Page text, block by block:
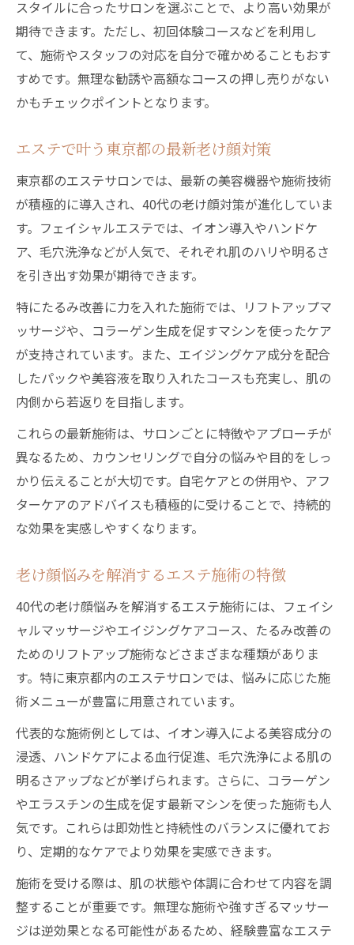
ト
エステのプロが教える老け顔予防のコツ
東京都エステで叶える40代の若々しさ
エステ施術で実感する40代の若返り効果
東京都のエステで選べる美肌コースの種類
おすすめエステでハリと弾力を取り戻す方
リラックスも叶うエステ体験の魅力解説
老け顔改善に効くエステサロンの選び方
エステの効果と老け顔改善の実体験を解説
エステ施術で変化した40代の肌実例
老け顔に悩む女性のエステ体験談集
エステの効果を最大化する通い方とは
40代で実感したエステのおすすめポイント
エステ利用者が語る老け顔改善のコツ
フェイシャルエステが40代女性に人気の秘密
40代女性がエステを選ぶ理由と魅力
フェイシャルエステで得られる老け顔対策
効果
エステの専門ケアで肌悩みを解消する方法
フェイシャル施術が人気のエステ特徴まと
エステのプロに学ぶ美肌維持のポイント
スタイルに合ったサロンを選ぶことで、より高い効果が
期待できます。ただし、初回体験コースなどを利用し
て、施術やスタッフの対応を自分で確かめることもおす
すめです。無理な勧誘や高額なコースの押し売りがない
かもチェックポイントとなります。
エステで叶う東京都の最新老け顔対策
東京都のエステサロンでは、最新の美容機器や施術技術
が積極的に導入され、40代の老け顔対策が進化していま
す。フェイシャルエステでは、イオン導入やハンドケ
ア、毛穴洗浄などが人気で、それぞれ肌のハリや明るさ
を引き出す効果が期待できます。
特にたるみ改善に力を入れた施術では、リフトアップマ
ッサージや、コラーゲン生成を促すマシンを使ったケア
が支持されています。また、エイジングケア成分を配合
したパックや美容液を取り入れたコースも充実し、肌の
内側から若返りを目指します。
これらの最新施術は、サロンごとに特徴やアプローチが
異なるため、カウンセリングで自分の悩みや目的をしっ
かり伝えることが大切です。自宅ケアとの併用や、アフ
ターケアのアドバイスも積極的に受けることで、持続的
な効果を実感しやすくなります。
老け顔悩みを解消するエステ施術の特徴
40代の老け顔悩みを解消するエステ施術には、フェイシ
ャルマッサージやエイジングケアコース、たるみ改善の
ためのリフトアップ施術などさまざまな種類がありま
す。特に東京都内のエステサロンでは、悩みに応じた施
術メニューが豊富に用意されています。
代表的な施術例としては、イオン導入による美容成分の
浸透、ハンドケアによる血行促進、毛穴洗浄による肌の
明るさアップなどが挙げられます。さらに、コラーゲン
やエラスチンの生成を促す最新マシンを使った施術も人
気です。これらは即効性と持続性のバランスに優れてお
り、定期的なケアでより効果を実感できます。
施術を受ける際は、肌の状態や体調に合わせて内容を調
整することが重要です。無理な施術や強すぎるマッサー
ジは逆効果となる可能性があるため、経験豊富なエステ